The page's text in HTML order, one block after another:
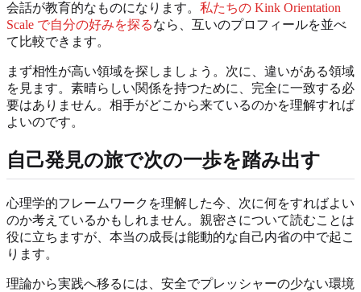
会話が教育的なものになります。 私たちの Kink Orientation
Scale で自分の好みを探るなら、互いのプロフィールを並べ
て比較できます。
まず相性が高い領域を探しましょう。次に、違いがある領域
を見ます。素晴らしい関係を持つために、完全に一致する必
要はありません。相手がどこから来ているのかを理解すれば
よいのです。
自己発見の旅で次の一歩を踏み出す
心理学的フレームワークを理解した今、次に何をすればよい
のか考えているかもしれません。親密さについて読むことは
役に立ちますが、本当の成長は能動的な自己内省の中で起こ
ります。
理論から実践へ移るには、安全でプレッシャーの少ない環境